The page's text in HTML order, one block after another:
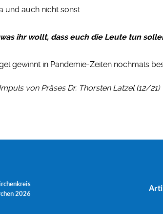
und auch nicht sonst.
ihr wollt, dass euch die Leute tun
gewinnt in Pandemie-Zeiten nochmals
von Präses Dr. Thorsten Latzel (12/21)
2026